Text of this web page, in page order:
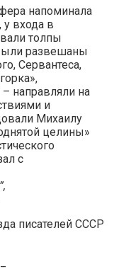
напоминала
входа в
толпы
развешаны
Сервантеса,
направляли на
и
Михаилу
целины»
с
писателей СССР